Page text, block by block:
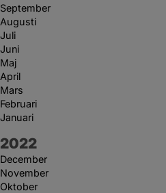
September
Augusti
Juli
Juni
Maj
April
Mars
Februari
Januari
År:
2022
December
November
Oktober